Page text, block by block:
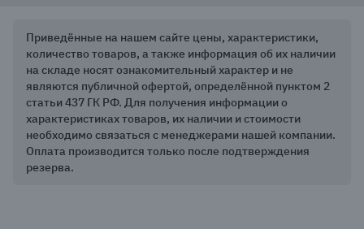
Приведённые на нашем сайте цены, характеристики,
количество товаров, а также информация об их наличии
на складе носят ознакомительный характер и не
являются публичной офертой, определённой пунктом 2
статьи 437 ГК РФ. Для получения информации о
характеристиках товаров, их наличии и стоимости
необходимо связаться с менеджерами нашей компании.
Оплата производится только после подтверждения
резерва.